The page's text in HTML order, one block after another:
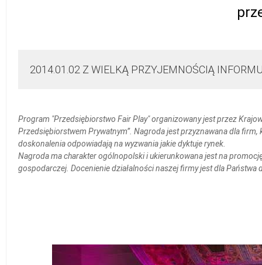
2014.01.02 Z WIELKĄ PRZYJEMNOŚCIĄ
Program "Przedsiębiorstwo Fair Play" organizowany jest przez
Przedsiębiorstwem Prywatnym”. Nagroda jest przyznawana dla
doskonalenia odpowiadają na wyzwania jakie dyktuje rynek.
Nagroda ma charakter ogólnopolski i ukierunkowana jest na
gospodarczej. Docenienie działalności naszej firmy jest dla